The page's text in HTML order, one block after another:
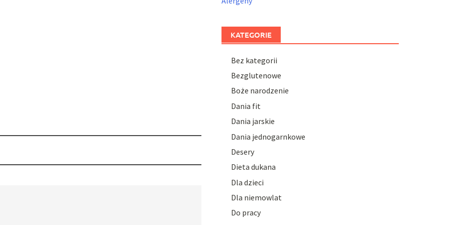
KATEGORIE
Bez kategorii
Bezglutenowe
Boże narodzenie
Dania fit
Dania jarskie
Dania jednogarnkowe
Desery
Dieta dukana
Dla dzieci
Dla niemowlat
Do pracy